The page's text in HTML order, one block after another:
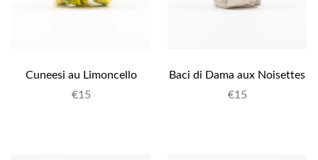
Cuneesi au Limoncello
€15
Baci di Dama aux Noisettes
€15